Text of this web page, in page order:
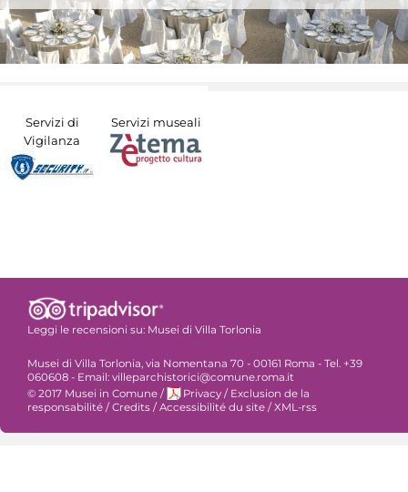
Servizi di
Vigilanza
Servizi museali
Leggi le recensioni su: Musei di Villa Torlonia
Musei di Villa Torlonia, via Nomentana 70 - 00161 Roma - Tel. +39
060608 - Email: villeparchistorici@comune.roma.it
© 2017 Musei in Comune / Privacy / Exclusion de la
responsabilité / Credits / Accessibilité du site / XML-rss